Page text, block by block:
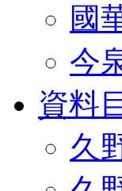
國
今
資料
久